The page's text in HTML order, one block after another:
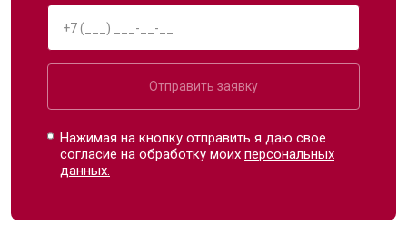
Отправить заявку
Нажимая на кнопку отправить я даю свое
согласие на обработку моихперсональных
данных.